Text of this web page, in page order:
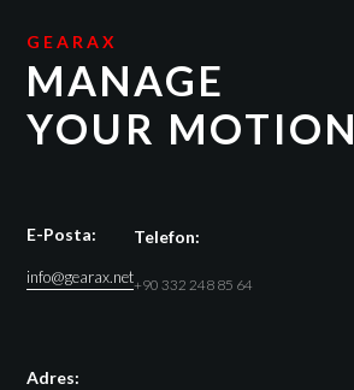
GEARAX
MANAGE
YOUR MOTION
E-Posta:
info@gearax.net
Telefon:
+90 332 248 85 64
Adres: